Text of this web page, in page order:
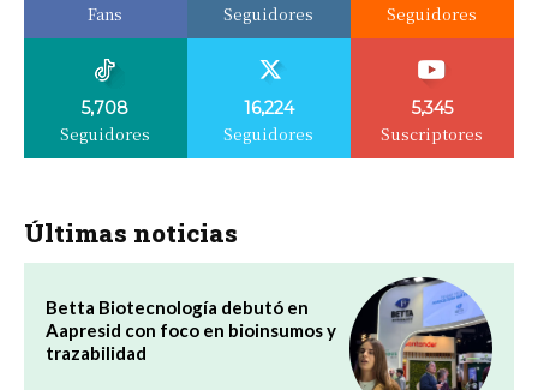
Fans Seguidores Seguidores
5,708
Seguidores
16,224
Seguidores
5,345
Suscriptores
Últimas noticias
Betta Biotecnología debutó en
Aapresid con foco en bioinsumos y
trazabilidad